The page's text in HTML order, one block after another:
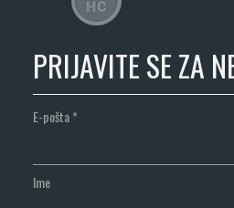
PRIJAVITE SE ZA
E-pošta*
Ime